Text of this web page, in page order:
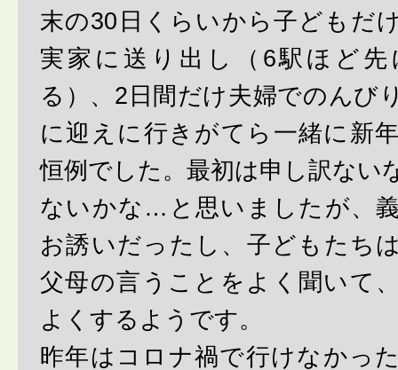
末の30日くらいから子どもだ
実家に送り出し（6駅ほど先
る）、2日間だけ夫婦でのんび
に迎えに行きがてら一緒に新
恒例でした。最初は申し訳ない
ないかな…と思いましたが、
お誘いだったし、子どもたち
父母の言うことをよく聞いて
よくするようです。
昨年はコロナ禍で行けなかっ